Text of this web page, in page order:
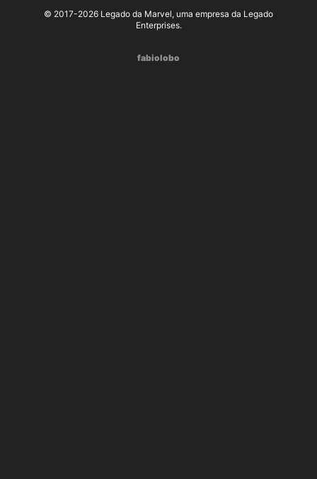
© 2017-2026 Legado da Marvel, uma empresa da Legado
Enterprises.
fabiolobo